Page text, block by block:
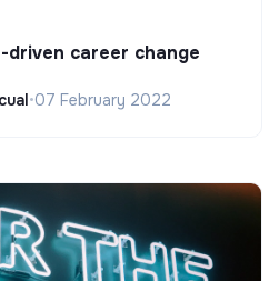
driven career change
•07 February 2022